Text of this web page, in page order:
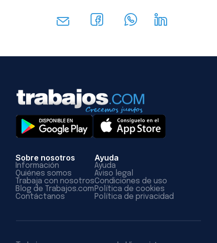
Sobre nosotros
Información
Quiénes somos
Trabaja con nosotros
Blog de Trabajos.com
Contáctanos
Ayuda
Ayuda
Aviso legal
Condiciones de uso
Política de cookies
Política de privacidad